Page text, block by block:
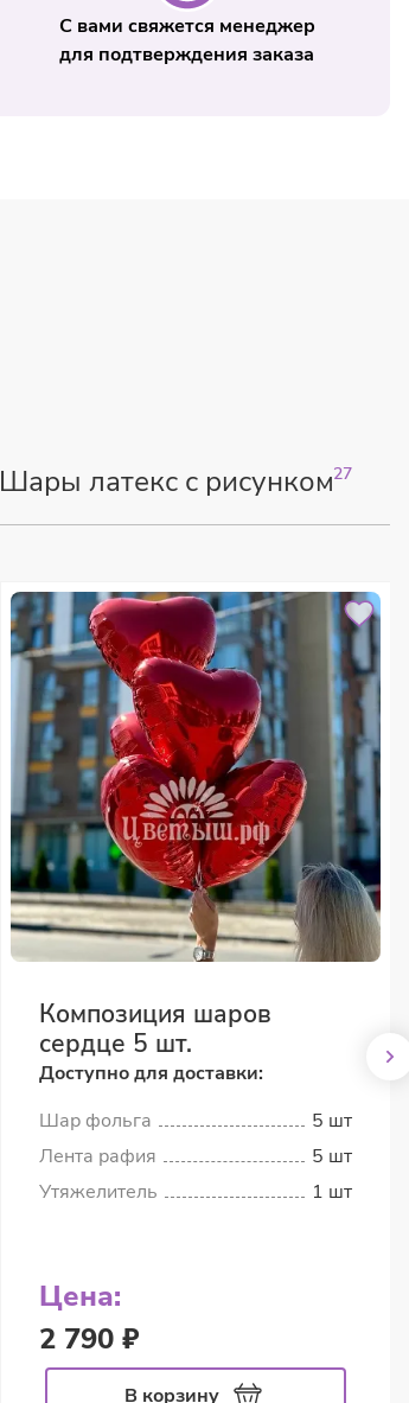
С вами свяжется менеджер
для подтверждения заказа
Шары латекс с рисунком27
Композиция шаров
сердце 5 шт.
Доступно для доставки:
Шар фольга
5 шт
Лента рафия
5 шт
Утяжелитель
1 шт
Цена:
2 790 ₽
В корзину